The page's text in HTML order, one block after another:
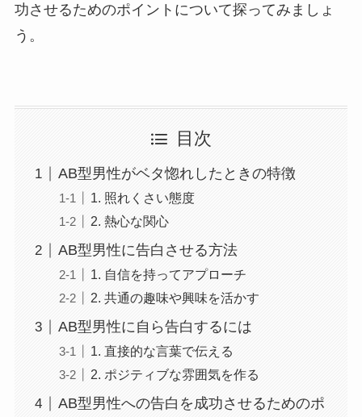
功させるためのポイントについて探ってみましょ
う。
目次
AB型男性がベタ惚れしたときの特徴
1. 照れくさい態度
2. 熱心な関心
AB型男性に告白させる方法
1. 自信を持ってアプローチ
2. 共通の趣味や興味を活かす
AB型男性に自ら告白するには
1. 直接的な言葉で伝える
2. ポジティブな雰囲気を作る
AB型男性への告白を成功させるためのポ